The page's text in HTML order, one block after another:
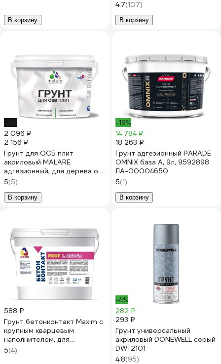
В корзину
4.7(107)
В корзину
2 096 ₽
2 156 ₽
Грунт для ОСБ плит
акриловый MALARE
адгезионный, для дерева от
плесени и грибка, без запаха
быстросохнущий, белый, 2 кг
4610362814748
5(5)
В корзину
-19%
14 784 ₽
18 263 ₽
Грунт адгезионный PARADE
OMNIX база А, 9л, 9592898
ЛА-00004650
5(1)
В корзину
588 ₽
Грунт бетонконтакт Maxim с
крупным кварцевым
наполнителем, для
внутренних и наружных
работ, 3.5 кг 11612303
5(4)
-4%
282 ₽
293 ₽
Грунт универсальный
акриловый DONEWELL серый
DW-2101
4.8(95)